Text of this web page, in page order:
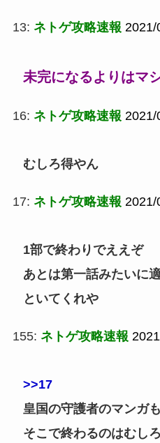
13: ネトゲ攻略速報 2021/
未完になるよりはマ
16: ネトゲ攻略速報 2021/
むしろ得やん
17: ネトゲ攻略速報 2021/
1部で終わりでええぞ
あとは第一話みたいに
といてくれや
155: ネトゲ攻略速報
>>17
皇国の守護者のマンガ
そこで終わるのはむし